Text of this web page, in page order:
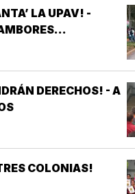
LA UPAV! -
DERECHOS! - A
COLONIAS!